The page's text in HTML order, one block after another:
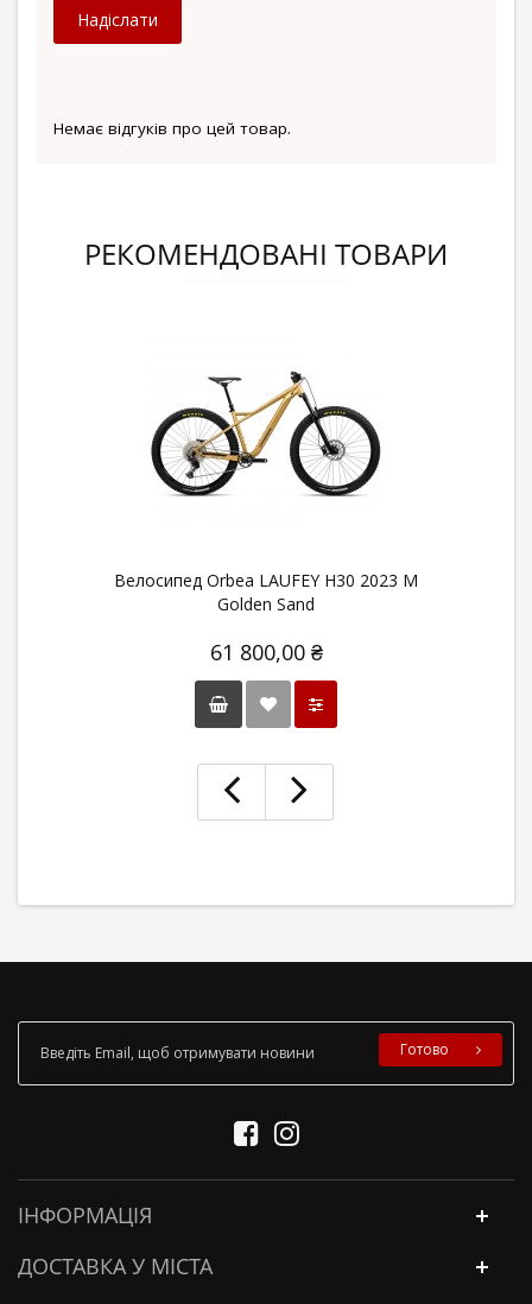
Немає відгуків про цей товар.
Надіслати
РЕКОМЕНДОВАНІ ТОВАРИ
Велосипед Orbea LAUFEY H30 2023 M
Golden Sand
61 800,00 ₴
Готово
ІНФОРМАЦІЯ
ДОСТАВКА У МІСТА